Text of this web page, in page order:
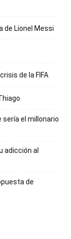
de Lionel Messi
de la FIFA
sería el millonario
adicción al
de